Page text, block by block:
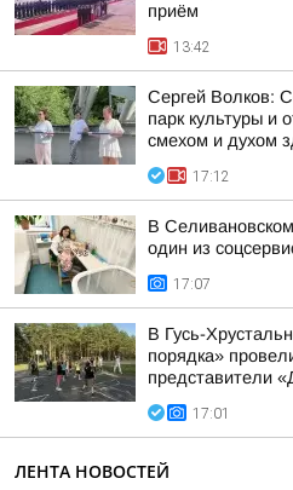
приём
13:42
Сергей Волков:
парк культуры и
смехом и духом
17:12
В
один из
17:07
В Гусь-
порядка»
представители
17:01
ЛЕНТА НОВОСТЕЙ